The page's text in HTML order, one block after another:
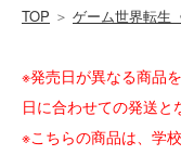
TOP ＞ ゲーム世界転生
※発売日が異なる商品
日に合わせての発送と
※こちらの商品は、学